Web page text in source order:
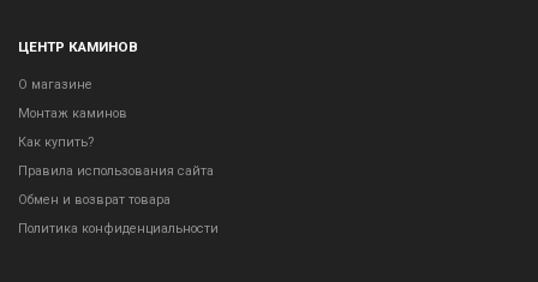
ЦЕНТР КАМИНОВ
О магазине
Монтаж каминов
Как купить?
Правила использования сайта
Обмен и возврат товара
Политика конфиденциальности